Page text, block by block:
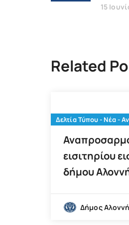
15
Related
Δελτία Τύπου - Νέα -
εισιτηρίου
δήμου
Δήμος